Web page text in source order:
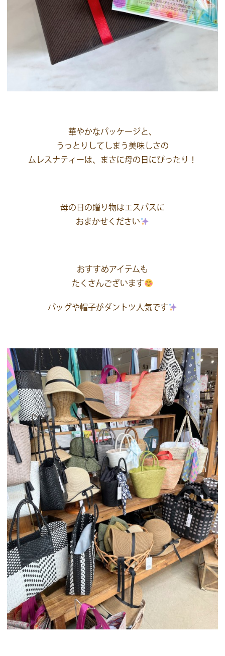
華やかなパッケージと、
うっとりしてしまう美味しさの
ムレスナティーは、まさに母の日にぴったり！
母の日の贈り物はエスパスに
おまかせください
おすすめアイテムも
たくさんございます
バッグや帽子がダントツ人気です